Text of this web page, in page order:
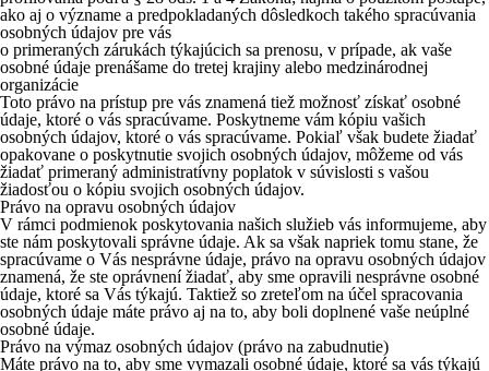
ako aj o význame a predpokladaných dôsledkoch takého spracúvania
osobných údajov pre vás
o primeraných zárukách týkajúcich sa prenosu, v prípade, ak vaše
osobné údaje prenášame do tretej krajiny alebo medzinárodnej
organizácie
Toto právo na prístup pre vás znamená tiež možnosť získať osobné
údaje, ktoré o vás spracúvame. Poskytneme vám kópiu vašich
osobných údajov, ktoré o vás spracúvame. Pokiaľ však budete žiadať
opakovane o poskytnutie svojich osobných údajov, môžeme od vás
žiadať primeraný administratívny poplatok v súvislosti s vašou
žiadosťou o kópiu svojich osobných údajov.
Právo na opravu osobných údajov
V rámci podmienok poskytovania našich služieb vás informujeme, aby
ste nám poskytovali správne údaje. Ak sa však napriek tomu stane, že
spracúvame o Vás nesprávne údaje, právo na opravu osobných údajov
znamená, že ste oprávnení žiadať, aby sme opravili nesprávne osobné
údaje, ktoré sa Vás týkajú. Taktiež so zreteľom na účel spracovania
osobných údaje máte právo aj na to, aby boli doplnené vaše neúplné
osobné údaje.
Právo na výmaz osobných údajov (právo na zabudnutie)
Máte právo na to, aby sme vymazali osobné údaje, ktoré sa vás týkajú